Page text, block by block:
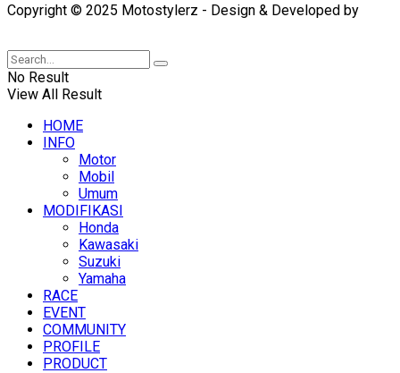
Copyright © 2025 Motostylerz - Design & Developed by
No Result
View All Result
HOME
INFO
Motor
Mobil
Umum
MODIFIKASI
Honda
Kawasaki
Suzuki
Yamaha
RACE
EVENT
COMMUNITY
PROFILE
PRODUCT